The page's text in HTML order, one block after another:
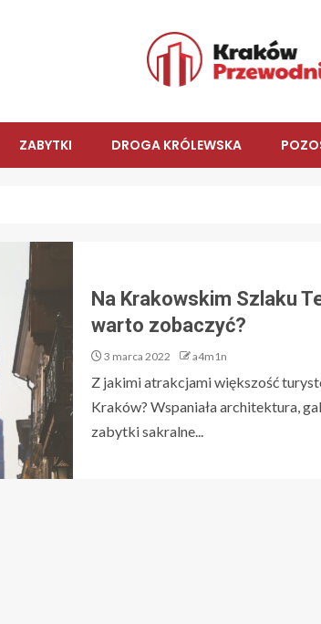
ZABYTKI DROGA KRÓLEWSKA
Na Krakowskim Szlaku
warto zobaczyć?
3 marca 2022 a4m1n
Z jakimi atrakcjami większość
Kraków? Wspaniała architektura,
zabytki sakralne...